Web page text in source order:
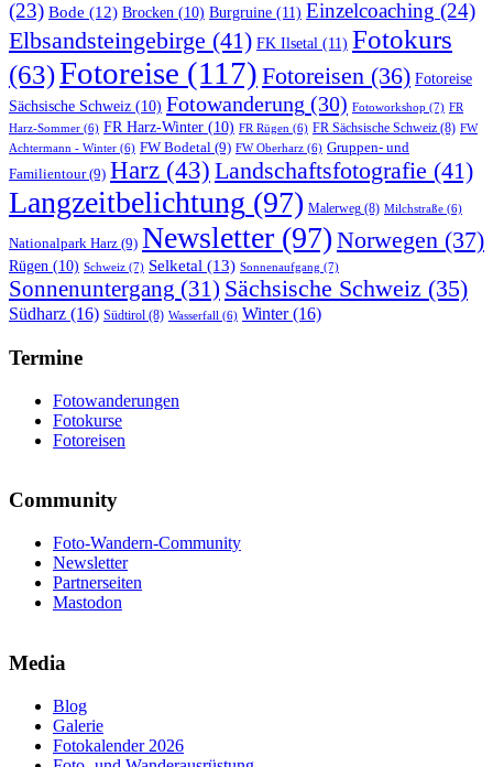
(23) Bode (12) Brocken (10) Burgruine (11) Einzelcoaching (24)
Elbsandsteingebirge (41) FK Ilsetal (11) Fotokurs
(63)Fotoreise (117) Fotoreisen (36) Fotoreise
Sächsische Schweiz (10) Fotowanderung (30) Fotoworkshop (7) FR
Harz-Sommer (6) FR Harz-Winter (10) FR Rügen (6) FR Sächsische Schweiz (8) FW
Achtermann - Winter (6) FW Bodetal (9) FW Oberharz (6) Gruppen- und
Familientour(9) Harz (43) Landschaftsfotografie (41)
Langzeitbelichtung (97) Malerweg (8) Milchstraße (6)
Nationalpark Harz (9) Newsletter (97) Norwegen (37)
Rügen (10) Schweiz (7) Selketal (13) Sonnenaufgang (7)
Sonnenuntergang (31) Sächsische Schweiz (35)
Südharz (16) Südtirol (8) Wasserfall (6) Winter(16)
Termine
Fotowanderungen
Fotokurse
Fotoreisen
Community
Foto-Wandern-Community
Newsletter
Partnerseiten
Mastodon
Media
Blog
Galerie
Fotokalender 2026